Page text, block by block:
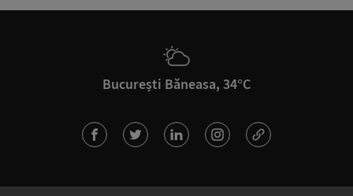
București Băneasa, 34°C